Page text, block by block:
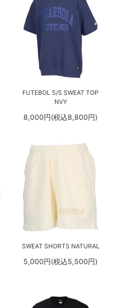
FUTEBOL S/S SWEAT TOP
NVY
8,000円(税込8,800円)
SWEAT SHORTS NATURAL
5,000円(税込5,500円)